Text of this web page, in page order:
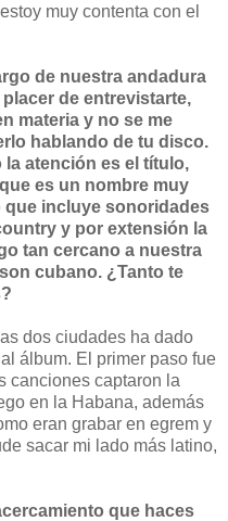
muy contenta con el
de nuestra andadura
de entrevistarte,
materia y no se me
hablando de tu disco.
la atención es el título,
es un nombre muy
que incluye sonoridades
y por extensión la
tan cercano a nuestra
cubano. ¿Tanto te
dos ciudades ha dado
álbum. El primer paso fue
canciones captaron la
en la Habana, además
eran grabar en egrem y
sacar mi lado más latino,
que haces